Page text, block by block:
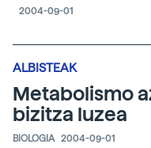
2004-09-01
ALBISTEAK
Metabolismo
bizitza luzea
BIOLOGIA 2004-09-01